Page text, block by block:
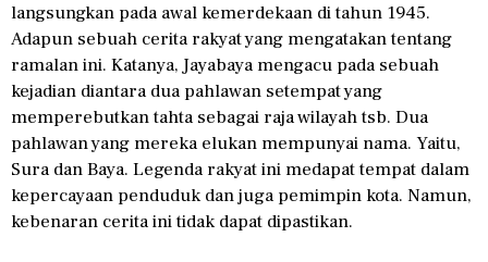
langsungkan pada awal kemerdekaan di tahun 1945.
Adapun sebuah cerita rakyat yang mengatakan tentang
ramalan ini. Katanya, Jayabaya mengacu pada sebuah
kejadian diantara dua pahlawan setempat yang
memperebutkan tahta sebagai raja wilayah tsb. Dua
pahlawan yang mereka elukan mempunyai nama. Yaitu,
Sura dan Baya. Legenda rakyat ini medapat tempat dalam
kepercayaan penduduk dan juga pemimpin kota. Namun,
kebenaran cerita ini tidak dapat dipastikan.